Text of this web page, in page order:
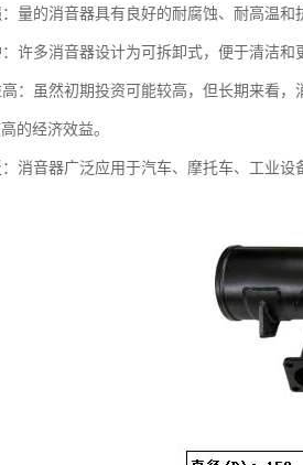
量的消音器具有良好的耐腐蚀、耐高温和
许多消音器设计为可拆卸式，便于清洁和
：虽然初期投资可能较高，但长期来看
的经济效益。
消音器广泛应用于汽车、摩托车、工业